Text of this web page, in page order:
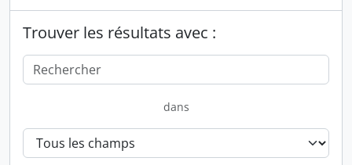
Trouver les résultats avec :
dans